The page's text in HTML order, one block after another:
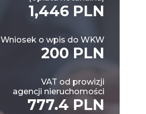
1,446 PLN
Wniosek o wpis do WKW
200 PLN
VAT od prowizji
agencji nieruchomości
777.4 PLN